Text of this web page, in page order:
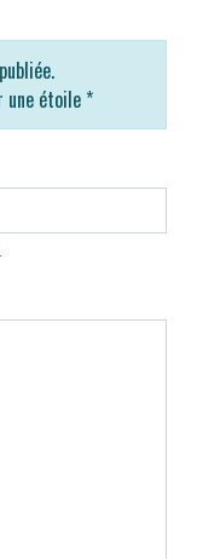
une étoile *
.